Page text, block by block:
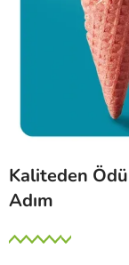
Kaliteden
Adım